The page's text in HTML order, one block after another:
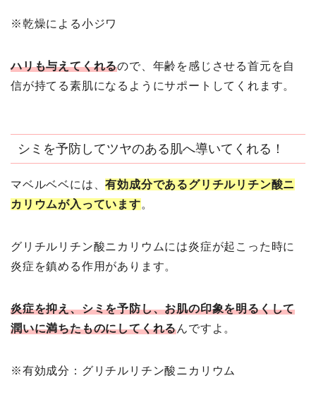
※乾燥による小ジワ
ハリも与えてくれるので、年齢を感じさせる首元を自
信が持てる素肌になるようにサポートしてくれます。
シミを予防してツヤのある肌へ導いてくれる！
マベルベベには、有効成分であるグリチルリチン酸ニ
カリウムが入っています。
グリチルリチン酸ニカリウムには炎症が起こった時に
炎症を鎮める作用があります。
炎症を抑え、シミを予防し、お肌の印象を明るくして
潤いに満ちたものにしてくれるんですよ。
※有効成分：グリチルリチン酸ニカリウム